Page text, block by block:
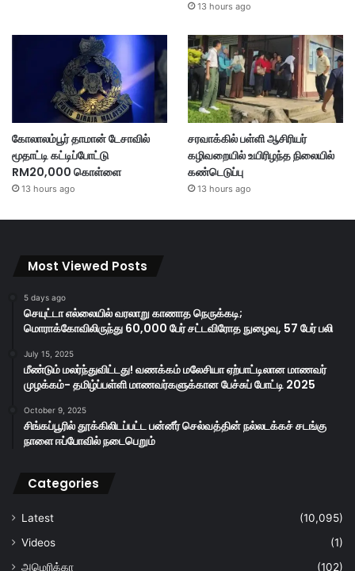
13 hours ago
கோலாலம்பூர் தாமான் டேசாவில்
மூதாட்டி கட்டிப்போட்டு
RM20,000 கொள்ளை
13 hours ago
சரவாக்கில் பள்ளி ஆசிரியர்
கழிவறையில் உயிரிழந்த நிலையில்
கண்டெடுப்பு
13 hours ago
Most Viewed Posts
5 days ago
செயுட்டா எல்லையில் வரலாறு காணாத நெருக்கடி;
மொராக்கோவிலிருந்து 60,000 பேர் சட்டவிரோத நுழைவு, 57 பேர் பலி
July 15, 2025
மீண்டும் மலர்ந்துவிட்டது! வணக்கம் மலேசியா ஏற்பாட்டிலான மாணவர்
முழக்கம்- தமிழ்ப்பள்ளி மாணவர்களுக்கான பேச்சுப் போட்டி 2025
October 9, 2025
சிங்கப்பூரில் தூக்கிலிடப்பட்ட பன்னீர் செல்வத்தின் நல்லடக்கச் சடங்கு
நாளை ஈப்போவில் நடைபெறும்
Categories
Latest
(10,095)
Videos
(1)
அமெரிக்கா
(102)